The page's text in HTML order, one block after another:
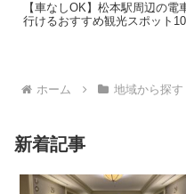
【車なしOK】松本駅周辺の電
行けるおすすめ観光スポット
ホーム 地域から探す
新着記事